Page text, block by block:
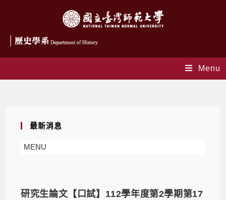
Menu
最新消息
MENU
研究生論文【口試】112學年度第2學期第17